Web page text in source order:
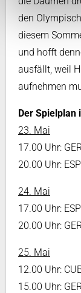
den
diesem
und hofft
ausfällt, weil
aufnehmen
Der Spielplan
23. Mai
17.00 Uhr:
20.00 Uhr:
24. Mai
17.00 Uhr:
20.00 Uhr:
25. Mai
12.00 Uhr:
15.00 Uhr: